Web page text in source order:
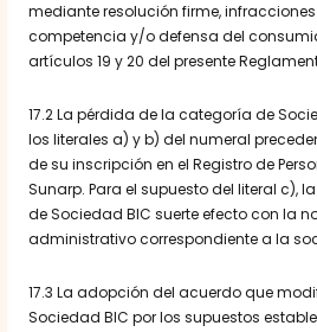
mediante resolución firme,
competencia y/o defensa del
artículos 19 y 20 del presente
17.2 La pérdida de la categoría de
los literales a) y b) del numeral
de su inscripción en el Registro de
Sunarp. Para el supuesto del literal c),
de Sociedad BIC suerte efecto con la
administrativo correspondiente a la
17.3 La adopción del acuerdo que
Sociedad BIC por los supuestos